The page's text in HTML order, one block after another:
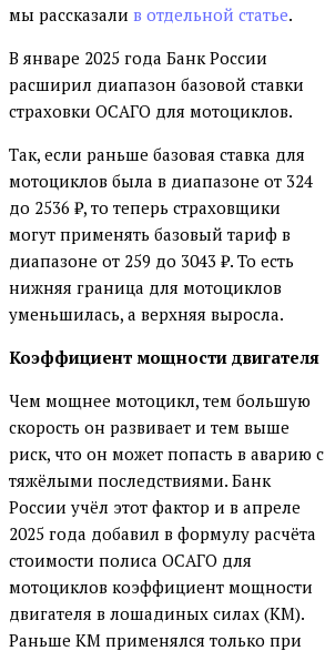
мы рассказали в отдельной статье.
В январе 2025 года Банк России
расширил диапазон базовой ставки
страховки ОСАГО для мотоциклов.
Так, если раньше базовая ставка для
мотоциклов была в диапазоне от 324
до 2536 ₽, то теперь страховщики
могут применять базовый тариф в
диапазоне от 259 до 3043 ₽. То есть
нижняя граница для мотоциклов
уменьшилась, а верхняя выросла.
Коэффициент мощности двигателя
Чем мощнее мотоцикл, тем большую
скорость он развивает и тем выше
риск, что он может попасть в аварию с
тяжёлыми последствиями. Банк
России учёл этот фактор и в апреле
2025 года добавил в формулу расчёта
стоимости полиса ОСАГО для
мотоциклов коэффициент мощности
двигателя в лошадиных силах (КМ).
Раньше КМ применялся только при